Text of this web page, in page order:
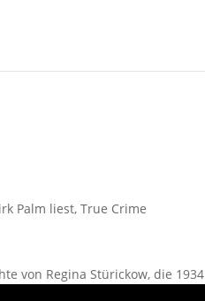
Palm liest,True Crime
von Regina Stürickow, die